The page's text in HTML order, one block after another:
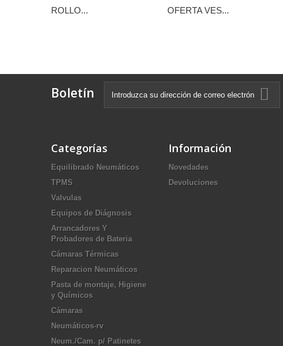
ROLLO... OFERTA VES...
Boletín
Categorías
Equilibrado Neumáticos
TPMS
Valvulas
Equipos de Diágnosis
Arrancadores Y
Probadores de Bateria
Cámaras Térmicas
Reparacion Neumáticos
Pasta de montaje, Higiene
y Químicos
Cámaras
Neumáticos-rv
Neum./Cam. p/ Patinetes
Información
Novedades
Devoluciones